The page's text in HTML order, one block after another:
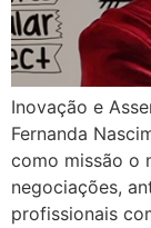
Inovação e
Fernanda
como missão o
negociações,
profissionais